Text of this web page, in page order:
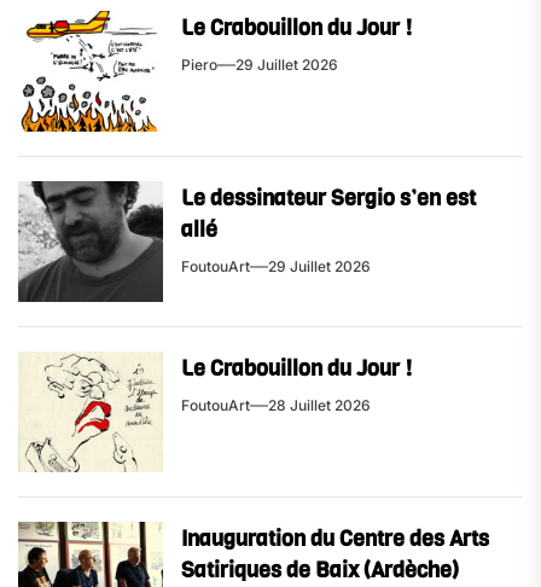
Le Crabouillon du Jour !
Piero 29 Juillet 2026
Le dessinateur Sergio s’en est
allé
FoutouArt 29 Juillet 2026
Le Crabouillon du Jour !
FoutouArt 28 Juillet 2026
Inauguration du Centre des Arts
Satiriques de Baix (Ardèche)